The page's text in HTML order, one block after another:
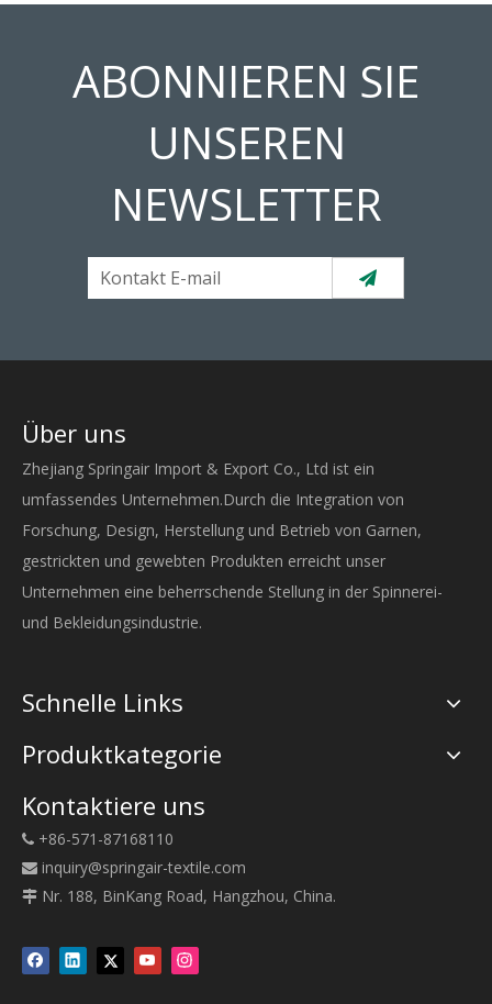
ABONNIEREN SIE
UNSEREN
NEWSLETTER
Über uns
Zhejiang Springair Import & Export Co., Ltd ist ein
umfassendes Unternehmen.Durch die Integration von
Forschung, Design, Herstellung und Betrieb von Garnen,
gestrickten und gewebten Produkten erreicht unser
Unternehmen eine beherrschende Stellung in der Spinnerei-
und Bekleidungsindustrie.
Schnelle Links
Produktkategorie
Kontaktiere uns
 +86-571-87168110
 inquiry@springair-textile.com
 Nr. 188, BinKang Road, Hangzhou, China.